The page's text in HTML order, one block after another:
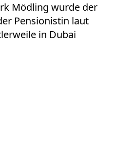
Mödling wurde der
Pensionistin laut
in Dubai